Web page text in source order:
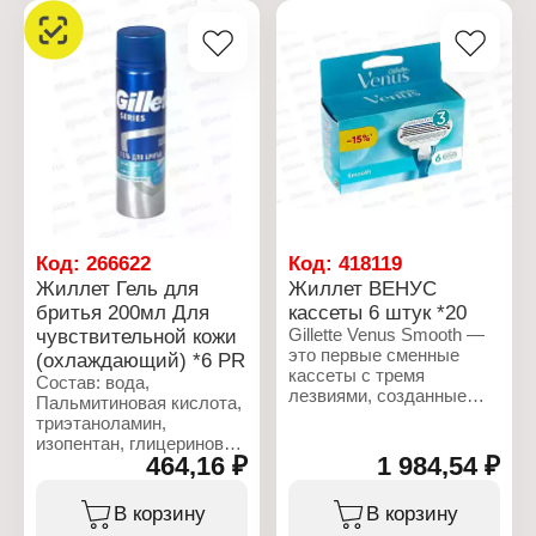
Торговая марка: Gillette
Серия: Slalom
Тип товара: Станок
Назначение: для бритья
Особенность: с
увлажняющей полоской
Количество лезвий: 2
Комплектация: станок, 1
Торговая марка: Gillette
Серия: Slalom
Тип товара: Сменные
кассеты
Назначение: для станка
Особенность: с
увлажняющей полоской
Количество лезвий: 2
лезвия
Код: 266622
Жиллет Гель для
бритья 200мл Для
чувствительной кожи
(охлаждающий) *6 PR
Состав: вода,
Пальмитиновая кислота,
триэтаноламин,
изопентан, глицериновый
олеат, стеариновая
Парфюмированная вода,
Изобутан, Сорбит,
464,16 ₽
В корзину
Код:418119
Жиллет ВЕНУС
кассеты 6 штук *20
Gillette Venus Smooth —
это первые сменные
кассеты с тремя
лезвиями, созданные
повторяющим изгибы
тела лезвиям и
разглаживающим кожу
защитным подушечкам
1 984,54 ₽
В корзину